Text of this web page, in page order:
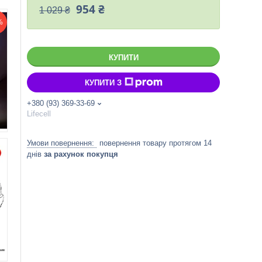
1 029 ₴ 954 ₴
КУПИТИ
КУПИТИ З
+380 (93) 369-33-69
Lifecell
повернення товару протягом 14
днів за рахунок покупця